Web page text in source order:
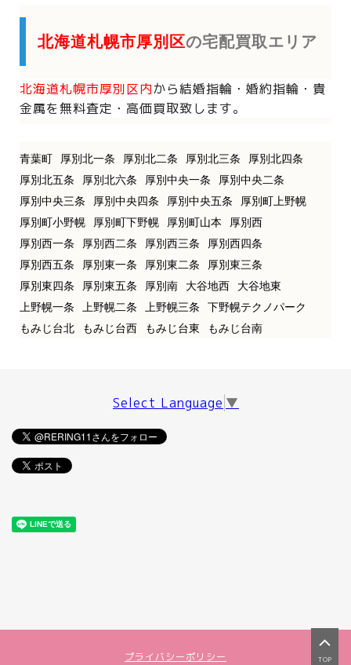
北海道札幌市厚別区の宅配買取エリア
北海道札幌市厚別区内から結婚指輪・婚約指輪・貴
金属を無料査定・高価買取致します。
青葉町 厚別北一条 厚別北二条 厚別北三条
厚別北四条
厚別北五条
厚別北六条 厚別中央一条
厚別中央二条
厚別中央三条
厚別中央四条 厚別中央五条
厚別町上野幌
厚別町小野幌
厚別町下野幌 厚別町山本
厚別西
厚別西一条
厚別西二条 厚別西三条
厚別西四条
厚別西五条
厚別東一条 厚別東二条
厚別東三条
厚別東四条
厚別東五条 厚別南 大谷地西
大谷地東
上野幌一条
上野幌二条 上野幌三条
下野幌テクノパーク
もみじ台北
もみじ台西 もみじ台東 もみじ台南
Select Language ▼
プライバシーポリシー
TOP